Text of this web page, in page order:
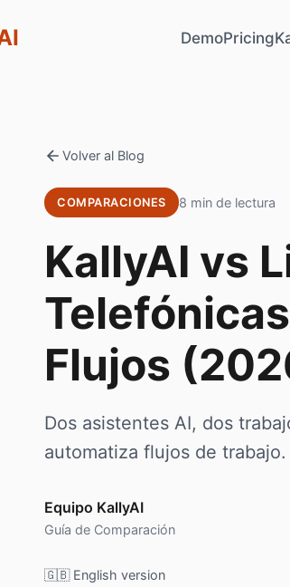
DemoPricing
Volver al Blog
COMPARACIONES 8 min de lectura
KallyAI vs
Flujos
Dos asistentes AI, dos
automatiza flujos de
Equipo KallyAI
Guía de Comparación
🇬🇧 English version